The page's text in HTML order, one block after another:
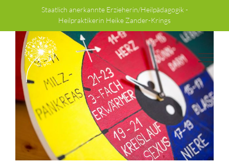
springen
Staatlich anerkannte Erzieherin/Heilpädagogik -
Heilpraktikerin Heike Zander-Krings
View
Larger
Image